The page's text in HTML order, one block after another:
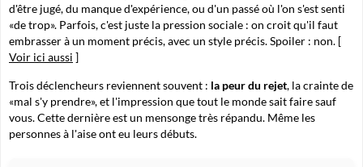
d'être jugé, du manque d'expérience, ou d'un passé où l'on s'est senti
«de trop». Parfois, c'est juste la pression sociale : on croit qu'il faut
embrasser à un moment précis, avec un style précis. Spoiler : non. [
Voir ici aussi ]
Trois déclencheurs reviennent souvent : la peur du rejet, la crainte de
«mal s'y prendre», et l'impression que tout le monde sait faire sauf
vous. Cette dernière est un mensonge très répandu. Même les
personnes à l'aise ont eu leurs débuts.